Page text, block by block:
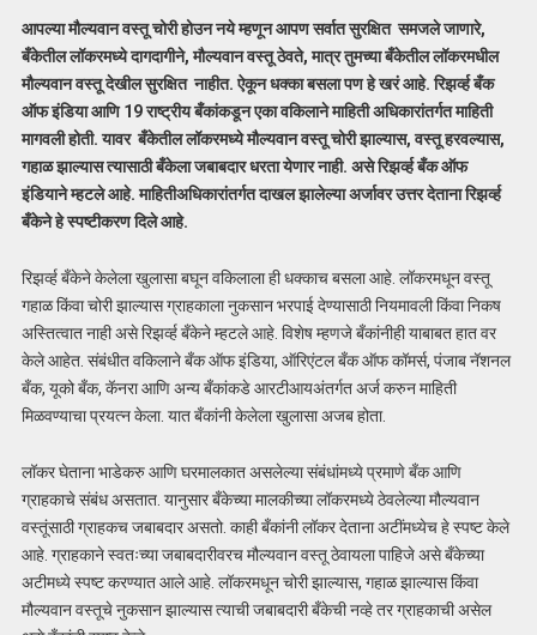
आपल्या मौल्यवान वस्तू चोरी होउन नये म्हणून आपण सर्वात सुरक्षित समजले जाणारे,
बँकेतील लॉकरमध्ये दागदागीने, मौल्यवान वस्तू ठेवते, मात्र तुमच्या बँकेतील लॉकरमधील
मौल्यवान वस्तू देखील सुरक्षित नाहीत. ऐकून धक्का बसला पण हे खरं आहे. रिझर्व्ह बँक
ऑफ इंडिया आणि 19 राष्ट्रीय बँकांकडून एका वकिलाने माहिती अधिकारांतर्गत माहिती
मागवली होती. यावर बँकेतील लॉकरमध्ये मौल्यवान वस्तू चोरी झाल्यास, वस्तू हरवल्यास,
गहाळ झाल्यास त्यासाठी बँकेला जबाबदार धरता येणार नाही. असे रिझर्व्ह बँक ऑफ
इंडियाने म्हटले आहे. माहितीअधिकारांतर्गत दाखल झालेल्या अर्जावर उत्तर देताना रिझर्व्ह
बँकेने हे स्पष्टीकरण दिले आहे.
रिझर्व्ह बँकेने केलेला खुलासा बघून वकिलाला ही धक्काच बसला आहे. लॉकरमधून वस्तू
गहाळ किंवा चोरी झाल्यास ग्राहकाला नुकसान भरपाई देण्यासाठी नियमावली किंवा निकष
अस्तित्वात नाही असे रिझर्व्ह बँकेने म्हटले आहे. विशेष म्हणजे बँकांनीही याबाबत हात वर
केले आहेत. संबंधीत वकिलाने बँक ऑफ इंडिया, ऑरिएंटल बँक ऑफ कॉमर्स, पंजाब नॅशनल
बँक, यूको बँक, कॅनरा आणि अन्य बँकांकडे आरटीआयअंतर्गत अर्ज करुन माहिती
मिळवण्याचा प्रयत्न केला. यात बँकांनी केलेला खुलासा अजब होता.
लॉकर घेताना भाडेकरु आणि घरमालकात असलेल्या संबंधांमध्ये प्रमाणे बँक आणि
ग्राहकाचे संबंध असतात. यानुसार बँकेच्या मालकीच्या लॉकरमध्ये ठेवलेल्या मौल्यवान
वस्तूंसाठी ग्राहकच जबाबदार असतो. काही बँकांनी लॉकर देताना अटींमध्येच हे स्पष्ट केले
आहे. ग्राहकाने स्वतःच्या जबाबदारीवरच मौल्यवान वस्तू ठेवायला पाहिजे असे बँकेच्या
अटीमध्ये स्पष्ट करण्यात आले आहे. लॉकरमधून चोरी झाल्यास, गहाळ झाल्यास किंवा
मौल्यवान वस्तूचे नुकसान झाल्यास त्याची जबाबदारी बँकेची नव्हे तर ग्राहकाची असेल